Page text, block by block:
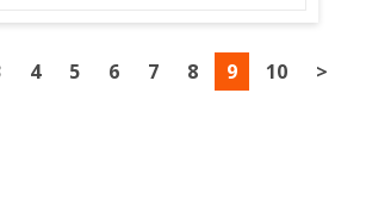
4 5 6 7 8 9 10 >